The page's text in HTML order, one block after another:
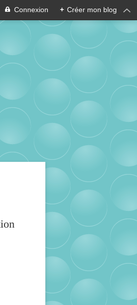
Connexion + Créer mon blog